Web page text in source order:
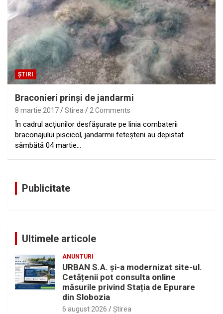
ȘTIRI
Braconieri prinşi de jandarmi
8 martie 2017 Stirea 2 Comments
În cadrul acțiunilor desfășurate pe linia combaterii
braconajului piscicol, jandarmii feteșteni au depistat
sâmbătă 04 martie…
Publicitate
Ultimele articole
ANUNTURI
URBAN S.A. și-a modernizat site-ul.
Cetățenii pot consulta online
măsurile privind Stația de Epurare
din Slobozia
6 august 2026 Ştirea